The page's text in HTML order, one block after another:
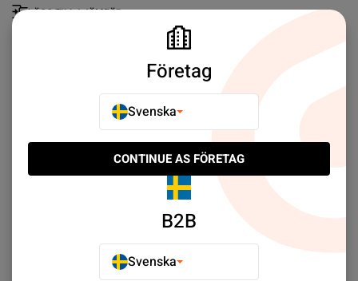
LÄGG TILL I JÄMFÖR
Ofta Köpt Tillsammans
Företag
Svenska
CONTINUE AS FÖRETAG
B2B
Svenska